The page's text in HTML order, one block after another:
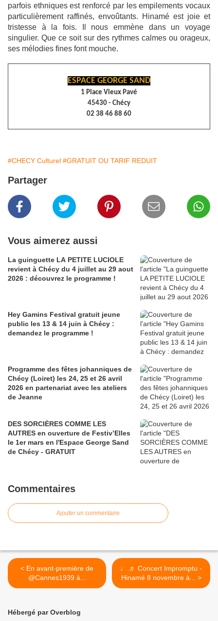
parfois ethniques est renforcé par les empilements vocaux
particulièrement raffinés, envoûtants. Hinamé est joie et
tristesse à la fois. Il nous emmène dans un voyage
singulier. Que ce soit sur des rythmes calmes ou orageux,
ses mélodies fines font mouche.
ESPACE GEORGE SAND
1 Place Vieux Pavé
45430 - Chécy
02 38 46 88 60
#CHECY Culturel #GRATUIT OU TARIF REDUIT
Partager
Vous aimerez aussi
La guinguette LA PETITE LUCIOLE
revient à Chécy du 4 juillet au 29 aout
2026 : découvrez le programme !
Hey Gamins Festival gratuit jeune
public les 13 & 14 juin à Chécy :
demandez le programme !
Programme des fêtes johanniques de
Chécy (Loiret) les 24, 25 et 26 avril
2026 en partenariat avec les ateliers
de Jeanne
DES SORCIÈRES COMME LES
AUTRES en ouverture de Festiv’Elles
le 1er mars en l'Espace George Sand
de Chécy - GRATUIT
Commentaires
Ajouter un commentaire
< En avant-première de
@Cannes1939 à...
♩.♬ Concert Impromptu -
Hinamé 8 novembre à... >
Hébergé par Overblog